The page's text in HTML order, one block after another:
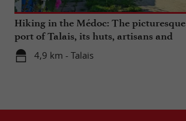
Hiking in the Médoc: The picturesque
port of Talais, its huts, artisans and
oysters
4,9 km - Talais